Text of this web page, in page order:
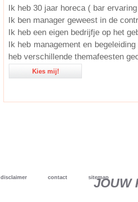
Ik heb 30 jaar horeca ( bar
Ik ben manager geweest in de
Ik heb een eigen bedrijfje op het
Ik heb management en
heb verschillende themafeesten
Kies mij!
disclaimer contact sitemap
JOUW